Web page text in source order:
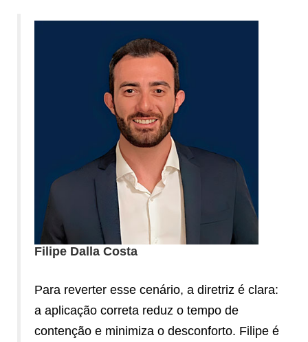
Filipe Dalla Costa
Para reverter esse cenário, a diretriz é clara:
a aplicação correta reduz o tempo de
contenção e minimiza o desconforto. Filipe é